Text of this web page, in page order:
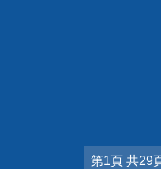
第1頁 共29